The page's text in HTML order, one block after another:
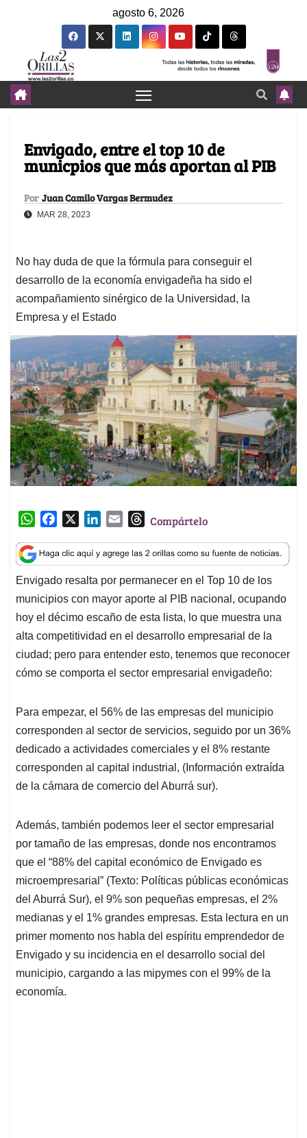
agosto 6, 2026
Envigado, entre el top 10 de
municpios que más aportan al PIB
Por Juan Camilo Vargas Bermudez
MAR 28, 2023
No hay duda de que la fórmula para conseguir el
desarrollo de la economía envigadeña ha sido el
acompañamiento sinérgico de la Universidad, la
Empresa y el Estado
W
a
t
s
A
p
p
c
e
b
o
o
k
n
k
e
d
I
n
a
i
l
T
r
e
a
d
s
Compártelo
Envigado resalta por permanecer en el Top 10 de los
municipios con mayor aporte al PIB nacional, ocupando
hoy el décimo escaño de esta lista, lo que muestra una
alta competitividad en el desarrollo empresarial de la
ciudad; pero para entender esto, tenemos que reconocer
cómo se comporta el sector empresarial envigadeño:
Para empezar, el 56% de las empresas del municipio
corresponden al sector de servicios, seguido por un 36%
dedicado a actividades comerciales y el 8% restante
corresponden al capital industrial, (Información extraída
de la cámara de comercio del Aburrá sur).
Además, también podemos leer el sector empresarial
por tamaño de las empresas, donde nos encontramos
que el “88% del capital económico de Envigado es
microempresarial” (Texto: Políticas públicas económicas
del Aburrá Sur), el 9% son pequeñas empresas, el 2%
medianas y el 1% grandes empresas. Esta lectura en un
primer momento nos habla del espíritu emprendedor de
Envigado y su incidencia en el desarrollo social del
municipio, cargando a las mipymes con el 99% de la
economía.